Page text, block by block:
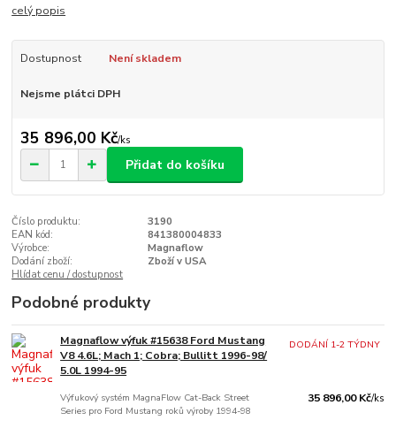
celý popis
Dostupnost Není skladem
Nejsme plátci DPH
35 896,00 Kč/ks
Přidat do košíku
Číslo produktu:
3190
EAN kód:
841380004833
Výrobce:
Magnaflow
Dodání zboží:
Zboží v USA
Hlídat cenu / dostupnost
Podobné produkty
Magnaflow výfuk #15638 Ford Mustang
V8 4.6L; Mach 1; Cobra; Bullitt 1996-98/
5.0L 1994-95
Výfukový systém MagnaFlow Cat-Back Street
Series pro Ford Mustang roků výroby 1994-98
35 896,00 Kč/ks
DODÁNÍ 1-2 TÝDNY